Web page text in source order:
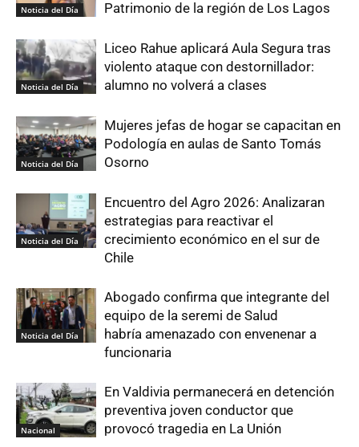
Noticia del Día Patrimonio de la región de Los Lagos
Noticia del Día
Liceo Rahue aplicará Aula Segura tras
violento ataque con destornillador:
alumno no volverá a clases
Noticia del Día
Mujeres jefas de hogar se capacitan en
Podología en aulas de Santo Tomás
Osorno
Noticia del Día
Encuentro del Agro 2026: Analizaran
estrategias para reactivar el
crecimiento económico en el sur de
Chile
Noticia del Día
Abogado confirma que integrante del
equipo de la seremi de Salud
habría amenazado con envenenar a
funcionaria
Nacional
En Valdivia permanecerá en detención
preventiva joven conductor que
provocó tragedia en La Unión